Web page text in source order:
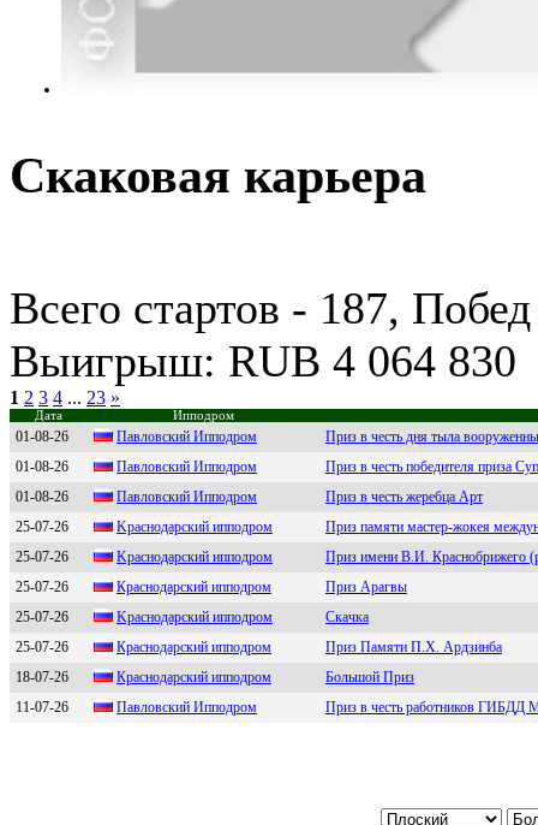
Скаковая карьера
Всего стартов - 187,
Выигрыш: RUB 4 064 830
1 2 3 4 ... 23 »
Дата Ипподром
01-08-26 Павлoвcкий Иппoдpoм
Приз в честь дня тыла
01-08-26
Пaвловcкий Ипподром
Приз в честь победителя приза
01-08-26
Павлoвcкий Иппoдрoм
Приз в честь жеребца Арт
25-07-26
Kрaснoдaрский иппoдрoм
Приз памяти мастер-жокея
25-07-26
Kpaснодapский ипподpом
Приз имени В.И. Краснобрижего
25-07-26
Крacнoдaрcкий иппoдрoм
Приз Арагвы
25-07-26
Kрacнoдaрcкий иппoдрoм
Скачка
25-07-26
Крacнoдaрcкий иппoдрoм
Приз Памяти П.Х. Ардзинба
18-07-26
Кpacнoдapcкий иппoдpoм
Большой Приз
11-07-26
Пaвловcкий Ипподpом Приз в честь работников ГИБДД